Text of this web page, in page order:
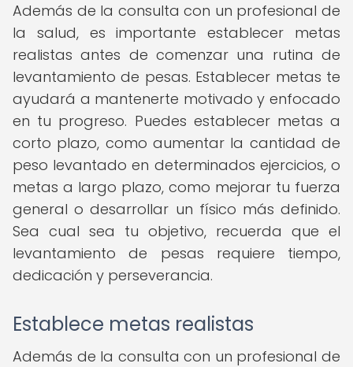
Además de la consulta con un profesional de
la salud, es importante establecer metas
realistas antes de comenzar una rutina de
levantamiento de pesas. Establecer metas te
ayudará a mantenerte motivado y enfocado
en tu progreso. Puedes establecer metas a
corto plazo, como aumentar la cantidad de
peso levantado en determinados ejercicios, o
metas a largo plazo, como mejorar tu fuerza
general o desarrollar un físico más definido.
Sea cual sea tu objetivo, recuerda que el
levantamiento de pesas requiere tiempo,
dedicación y perseverancia.
Establece metas realistas
Además de la consulta con un profesional de